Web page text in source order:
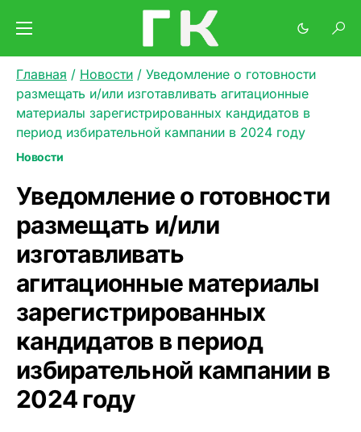
Главная / Новости / Уведомление о готовности
размещать и/или изготавливать агитационные
материалы зарегистрированных кандидатов в
период избирательной кампании в 2024 году
Новости
Уведомление о готовности
размещать и/или
изготавливать
агитационные материалы
зарегистрированных
кандидатов в период
избирательной кампании в
2024 году